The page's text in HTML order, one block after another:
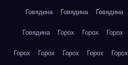
Говядина Говядина Говядина
Говядина Горох Горох Горох
Горох Горох Горох Горох Горох